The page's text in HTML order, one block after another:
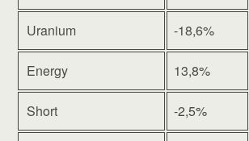
Uranium -18,6%
Energy 13,8%
Short -2,5%